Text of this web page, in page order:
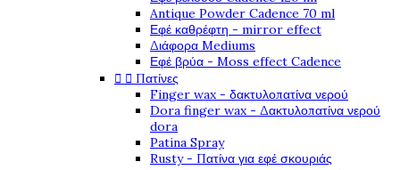
Antique Powder Cadence 70 ml
Εφέ καθρέφτη - mirror effect
Διάφορα Mediums
Εφέ βρύα - Moss effect Cadence
  Πατίνες
Finger wax - δακτυλοπατίνα νερού
Dora finger wax - Δακτυλοπατίνα νερού
dora
Patina Spray
Rusty - Πατίνα για εφέ σκουριάς